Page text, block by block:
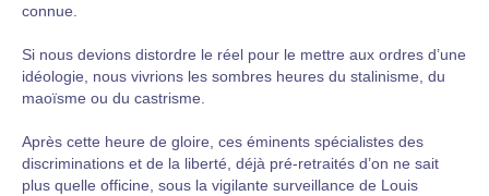
connue.
Si nous devions distordre le réel pour le mettre aux ordres d’une
idéologie, nous vivrions les sombres heures du stalinisme, du
maoïsme ou du castrisme.
Après cette heure de gloire, ces éminents spécialistes des
discriminations et de la liberté, déjà pré-retraités d’on ne sait
plus quelle officine, sous la vigilante surveillance de Louis